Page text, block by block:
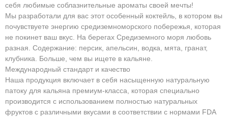
себя любимые соблазнительные ароматы своей мечты!
Мы разработали для вас этот особенный коктейль, в котором вы
почувствуете энергию средиземноморского побережья, которая
не покинет ваш вкус. На берегах Средиземного моря любовь
разная. Содержание: персик, апельсин, водка, мята, гранат,
клубника. Больше, чем вы ищете в кальяне.
Международный стандарт и качество
Наша продукция включает в себя насыщенную натуральную
патоку для кальяна премиум-класса, которая специально
производится с использованием полностью натуральных
фруктов с различными вкусами в соответствии с нормами FDA